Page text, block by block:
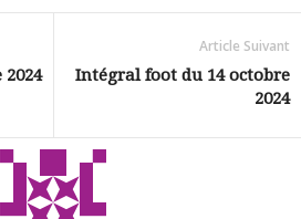
2024
Article Suivant
Intégral foot du 14 octobre
2024